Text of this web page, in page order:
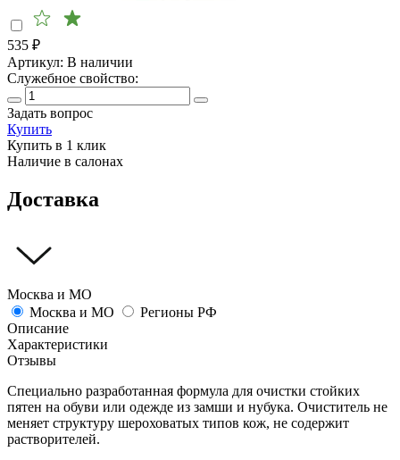
535 ₽
Артикул: В наличии
Служебное свойство:
Задать вопрос
Купить
Купить в 1 клик
Наличие в салонах
Доставка
Москва и МО
Москва и МО
Регионы РФ
Описание
Характеристики
Отзывы
Специально разработанная формула для очистки стойких
пятен на обуви или одежде из замши и нубука. Очиститель не
меняет структуру шероховатых типов кож, не содержит
растворителей.